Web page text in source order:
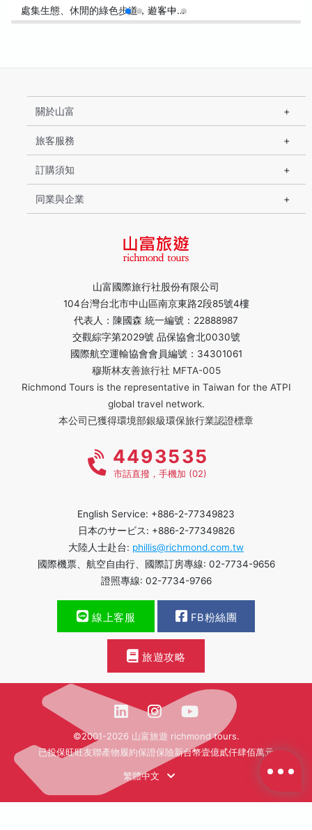
處集生態、休閒的綠色步道，遊客中…
山富國際旅行社股份有限公司
104台灣台北市中山區南京東路2段85號4樓
代表人：陳國森 統一編號：22888987
交觀綜字第2029號 品保協會北0030號
國際航空運輸協會會員編號：34301061
穆斯林友善旅行社 MFTA-005
Richmond Tours is the representative in Taiwan for the ATPI
global travel network.
本公司已獲得環境部銀級環保旅行業認證標章
關於山富
旅客服務
訂購須知
同業與企業
4493535
市話直撥，手機加 (02)
English Service: +886-2-77349823
日本のサービス: +886-2-77349826
大陸人士赴台: phillis@richmond.com.tw
國際機票、航空自由行、國際訂房專線: 02-7734-9656
證照專線: 02-7734-9766
線上客服 FB粉絲團
旅遊攻略
©2001-2026 山富旅遊 richmond tours.
已投保旺旺友聯產物履約保證保險新台幣壹億貳仟肆佰萬元
繁體中文